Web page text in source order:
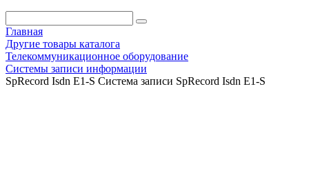
Главная
Другие товары каталога
Телекоммуникационное оборудование
Системы записи информации
SpRecord Isdn E1-S Система записи SpRecord Isdn E1-S